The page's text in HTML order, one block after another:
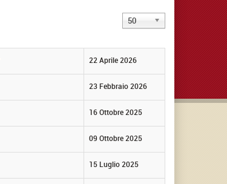
Visualizza
n.
50
22 Aprile 2026
23 Febbraio 2026
16 Ottobre 2025
09 Ottobre 2025
15 Luglio 2025